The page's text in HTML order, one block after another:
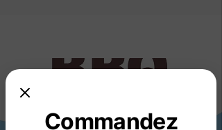
Commandez